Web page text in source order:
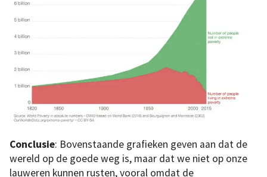
Conclusie: Bovenstaande grafieken geven aan dat de
wereld op de goede weg is, maar dat we niet op onze
lauweren kunnen rusten, vooral omdat de